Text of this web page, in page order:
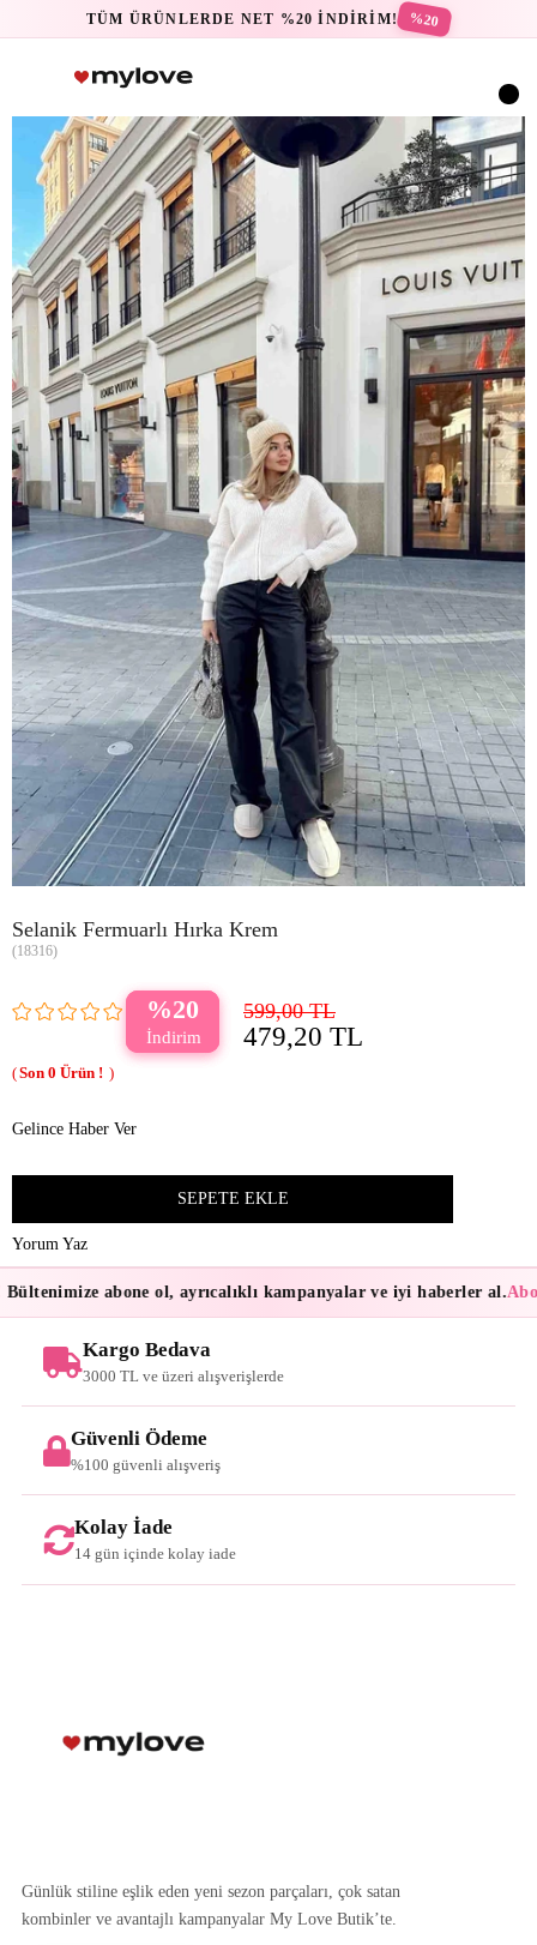
TÜM ÜRÜNLERDE NET %20 İNDİRİM! %20
Selanik Fermuarlı Hırka Krem
(18316)
20 599,00 TL
479,20 TL
0
Gelince Haber Ver
Yorum Yaz
abone ol, ayrıcalıklı kampanyalar ve iyi haberler al.
Kargo Bedava
3000 TL ve üzeri alışverişlerde
Güvenli Ödeme
%100 güvenli alışveriş
Kolay İade
14 gün içinde kolay iade
Günlük stiline eşlik eden yeni sezon parçaları, çok satan
kombinler ve avantajlı kampanyalar My Love Butik’te.